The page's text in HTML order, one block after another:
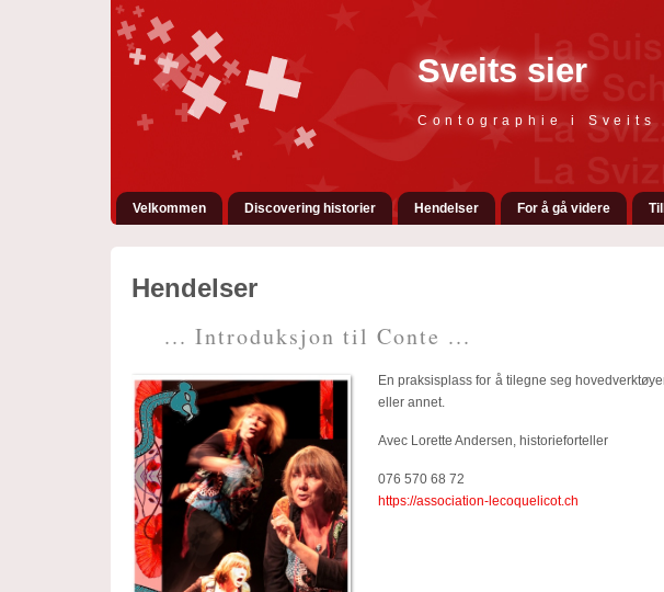
Sveits sier
Contographie i Sveits
Velkommen Discovering historier Hendelser For å gå videre
Hendelser
... Introduksjon til Conte ...
En praksisplass for å tilegne seg
eller annet.
Avec Lorette Andersen, historieforteller
076 570 68 72
https://association-lecoquelicot.ch